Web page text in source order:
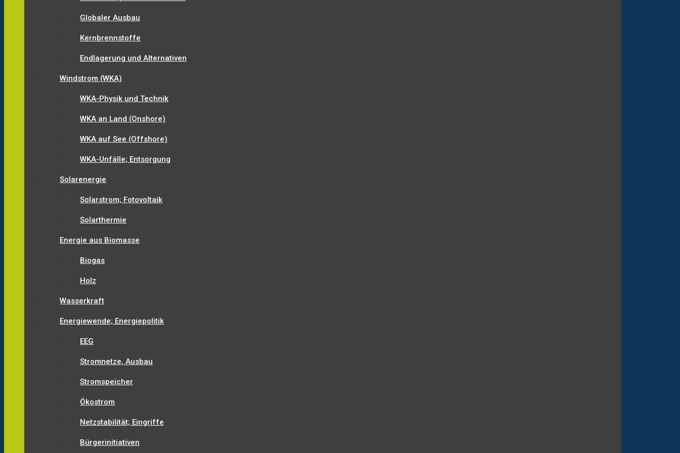
Globaler Ausbau
Kernbrennstoffe
Endlagerung und Alternativen
Windstrom (WKA)
WKA-Physik und Technik
WKA an Land (Onshore)
WKA auf See (Offshore)
WKA-Unfälle; Entsorgung
Solarenergie
Solarstrom; Fotovoltaik
Solarthermie
Energie aus Biomasse
Biogas
Holz
Wasserkraft
Energiewende; Energiepolitik
EEG
Stromnetze, Ausbau
Stromspeicher
Ökostrom
Netzstabilität; Eingriffe
Bürgerinitiativen